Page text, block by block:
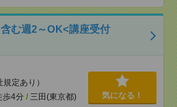
む週2～OK<講座受付
定あり）
歩4分 / 三田(東京都)
気になる！